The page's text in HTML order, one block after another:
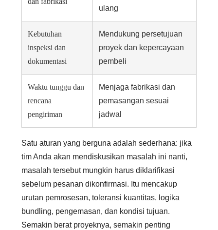
ulang
Kebutuhan
inspeksi dan
dokumentasi
Mendukung persetujuan
proyek dan kepercayaan
pembeli
Waktu tunggu dan
rencana
pengiriman
Menjaga fabrikasi dan
pemasangan sesuai
jadwal
Satu aturan yang berguna adalah sederhana: jika
tim Anda akan mendiskusikan masalah ini nanti,
masalah tersebut mungkin harus diklarifikasi
sebelum pesanan dikonfirmasi. Itu mencakup
urutan pemrosesan, toleransi kuantitas, logika
bundling, pengemasan, dan kondisi tujuan.
Semakin berat proyeknya, semakin penting